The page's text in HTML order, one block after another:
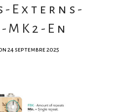
Externs-
MK2-En
24 septembre 2025